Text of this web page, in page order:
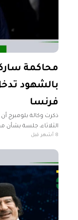
محاكمة
بالشهود
فرنسا
ذكرت وكالة بلومبرج
الثلاثاء، جلسة بشأن
، بتهمة مشاركته، هو
8 أشهر قبل